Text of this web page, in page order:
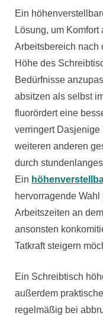
Ein
Lösung, um
Arbeitsbereich nach
Höhe des
Bedürfnisse
absitzen als selbst
fluorördert eine
verringert
weiteren anderen
durch
Ein
hervorragende
Arbeitszeiten an
ansonsten
Tatkraft steigern
Ein Schreibtisch
außerdem
regelmäßig bei